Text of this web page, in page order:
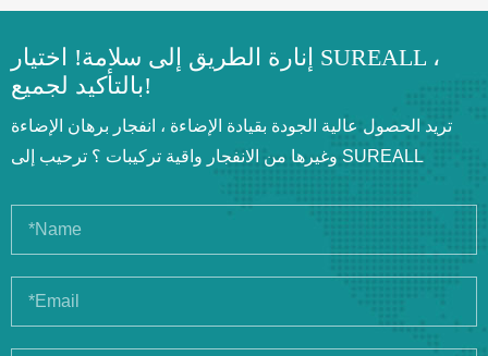
إنارة الطريق إلى سلامة! اختيار SUREALL ،
بالتأكيد لجميع!
تريد الحصول عالية الجودة بقيادة الإضاءة ، انفجار برهان الإضاءة
وغيرها من الانفجار واقية تركيبات ؟ ترحيب إلى SUREALL